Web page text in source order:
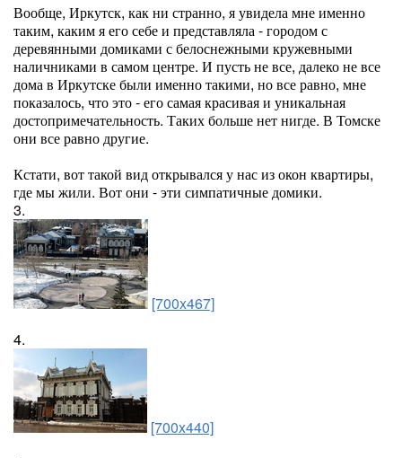
Вообще, Иркутск, как ни странно, я увидела мне именно
таким, каким я его себе и представляла - городом с
деревянными домиками с белоснежными кружевными
наличниками в самом центре. И пусть не все, далеко не все
дома в Иркутске были именно такими, но все равно, мне
показалось, что это - его самая красивая и уникальная
достопримечательность. Таких больше нет нигде. В Томске
они все равно другие.
Кстати, вот такой вид открывался у нас из окон квартиры,
где мы жили. Вот они - эти симпатичные домики.
3.
[700x467]
4.
[700x440]